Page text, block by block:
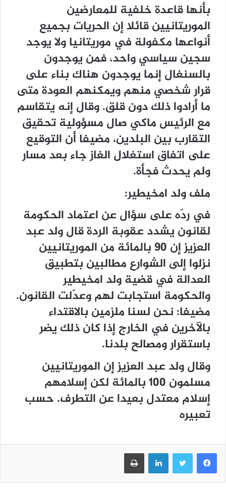
بأنها قاعدة خلفية للمعارضين
الموريتانيين قائلا إن الحريات بجميع
أنواعها مكفولة في موريتانيا ولا يوجد
سجين سياسي واحد، فمن يوجدون
بالسنغال إنما يوجدون هناك بناء على
قرار شخصي منهم ويمكنهم العودة متى
ما أرادوا ذلك دون قلق. وقال إنه يتقاسم
مع الرئيس ماكي صال مسؤولية تحقيق
التقارب بين البلدين، مضيفا أن التوقيع
على اتفاق استغلال الغاز جاء بعد مسار
ولم يحدث فجأة.
ملف ولد امخيطير:
في ردّه على سؤال عن اعتماد الحكومة
لقانون يشدد عقوبة الردة قال ولد عبد
العزيز إن 90 بالمائة من الموريتانيين
نزلوا إلى الشوارع مطالبين بتطبيق
العدالة في قضية ولد امخيطير
والحكومة استجابت لهم وعدّلت القانون.
مضيفا: نحن لسنا ملزمين بالاقتداء
بالآخرين في الخارج إذا كان ذلك يضر
باستقرار ومصالح بلدنا.
وقال ولد عبد العزيز إن الموريتانيين
مسلمون 100 بالمائة لكن إسلامهم
إسلام معتدل بعيدا عن التطرف. حسب
تعبيره
فيسبوك تويتر لينكدإن طباعة